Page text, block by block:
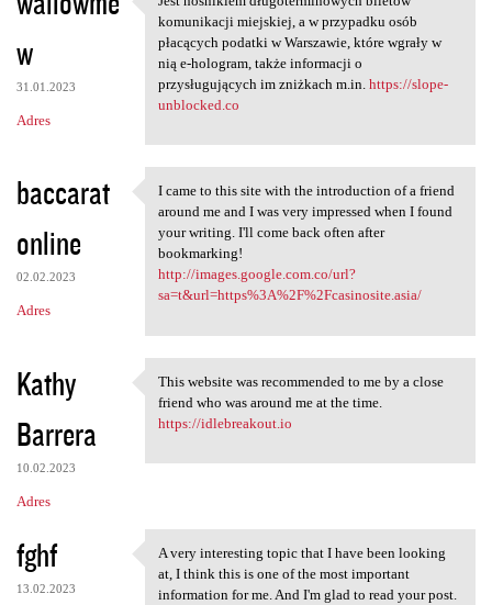
w
31.01.2023
Adres
Jest nośnikiem
komunikacji miejskiej, a w przypadku osób
płacących podatki w Warszawie, które wgrały w
nią e-hologram, także informacji o
przysługujących im zniżkach m.in. https://slope-
unblocked.co
baccarat
online
02.02.2023
Adres
I came to this site with the
I came to this site with the introduction of a friend
around me and I was very impressed when I found
your writing. I'll come back often after
bookmarking!
http://images.google.com.co/url?
sa=t&url=https%3A%2F%2Fcasinosite.asia/
Kathy
Barrera
10.02.2023
Adres
This website was recommended
This website was recommended to me by a close
friend who was around me at the time.
https://idlebreakout.io
fghf
13.02.2023
A very interesting topic that
A very interesting topic that I have been looking
at, I think this is one of the most important
information for me. And I'm glad to read your post.